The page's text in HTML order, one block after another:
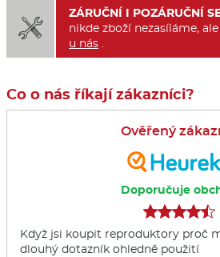

ZÁRUČNÍ I POZÁRUČNÍ
nikde zboží nezasíláme,
u nás .
Co o nás říkají zákazníci?
Ověřený
Doporučuje
Když jsi koupit reproduktory proč
dlouhý dotazník ohledně použití